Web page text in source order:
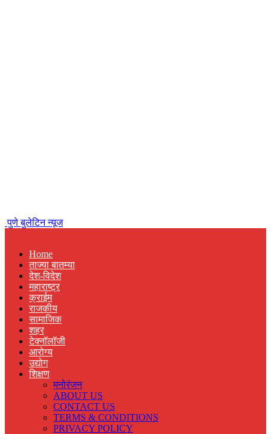
पुणे बुलेटिन न्यूज
Home
ताज्या बातम्या
देश-विदेश
महाराष्ट्र
क्राईम
राजकीय
सामाजिक
शहर
टेक्नॉलॉजी
आरोग्य
उद्योग
शिक्षण
मनोरंजन
ABOUT US
CONTACT US
TERMS & CONDITIONS
PRIVACY POLICY